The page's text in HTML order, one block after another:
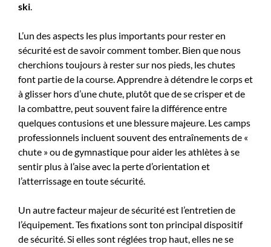
ski.
L’un des aspects les plus importants pour rester en
sécurité est de savoir comment tomber. Bien que nous
cherchions toujours à rester sur nos pieds, les chutes
font partie de la course. Apprendre à détendre le corps et
à glisser hors d’une chute, plutôt que de se crisper et de
la combattre, peut souvent faire la différence entre
quelques contusions et une blessure majeure. Les camps
professionnels incluent souvent des entraînements de «
chute » ou de gymnastique pour aider les athlètes à se
sentir plus à l’aise avec la perte d’orientation et
l’atterrissage en toute sécurité.
Un autre facteur majeur de sécurité est l’entretien de
l’équipement. Tes fixations sont ton principal dispositif
de sécurité. Si elles sont réglées trop haut, elles ne se